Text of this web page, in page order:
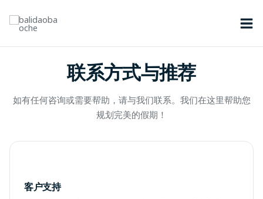
联系方式与推荐
如有任何咨询或需要帮助，请与我们联系。我们在这里帮助您
规划完美的假期！
客户支持